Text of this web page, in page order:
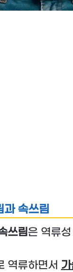
과 속쓰림
쓰림은 역류
역류하면서